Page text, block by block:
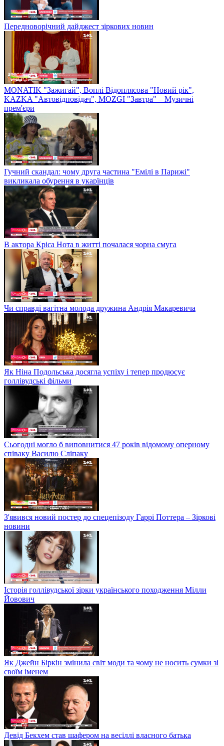
Передноворічний дайджест зіркових новин
MONATIK "Зажигай", Воплі Відоплясова "Новий рік",
KAZKA "Автовідповідач", MOZGI "Завтра" – Музичні
прем'єри
Гучний скандал: чому друга частина "Емілі в Парижі"
викликала обурення в укарїнців
В актора Кріса Нота в житті почалася чорна смуга
Чи справді вагітна молода дружина Андрія Макаревича
Як Ніна Подольська досягла успіху і тепер продюсує
голлівудські фільми
Сьогодні могло б виповнитися 47 років відомому оперному
співаку Василю Сліпаку
З'явився новий постер до спецепізоду Гаррі Поттера – Зіркові
новини
Історія голлівудської зірки українського походження Мілли
Йовович
Як Джейн Біркін змінила світ моди та чому не носить сумки зі
своїм іменем
Девід Бекхем став шафером на весіллі власного батька